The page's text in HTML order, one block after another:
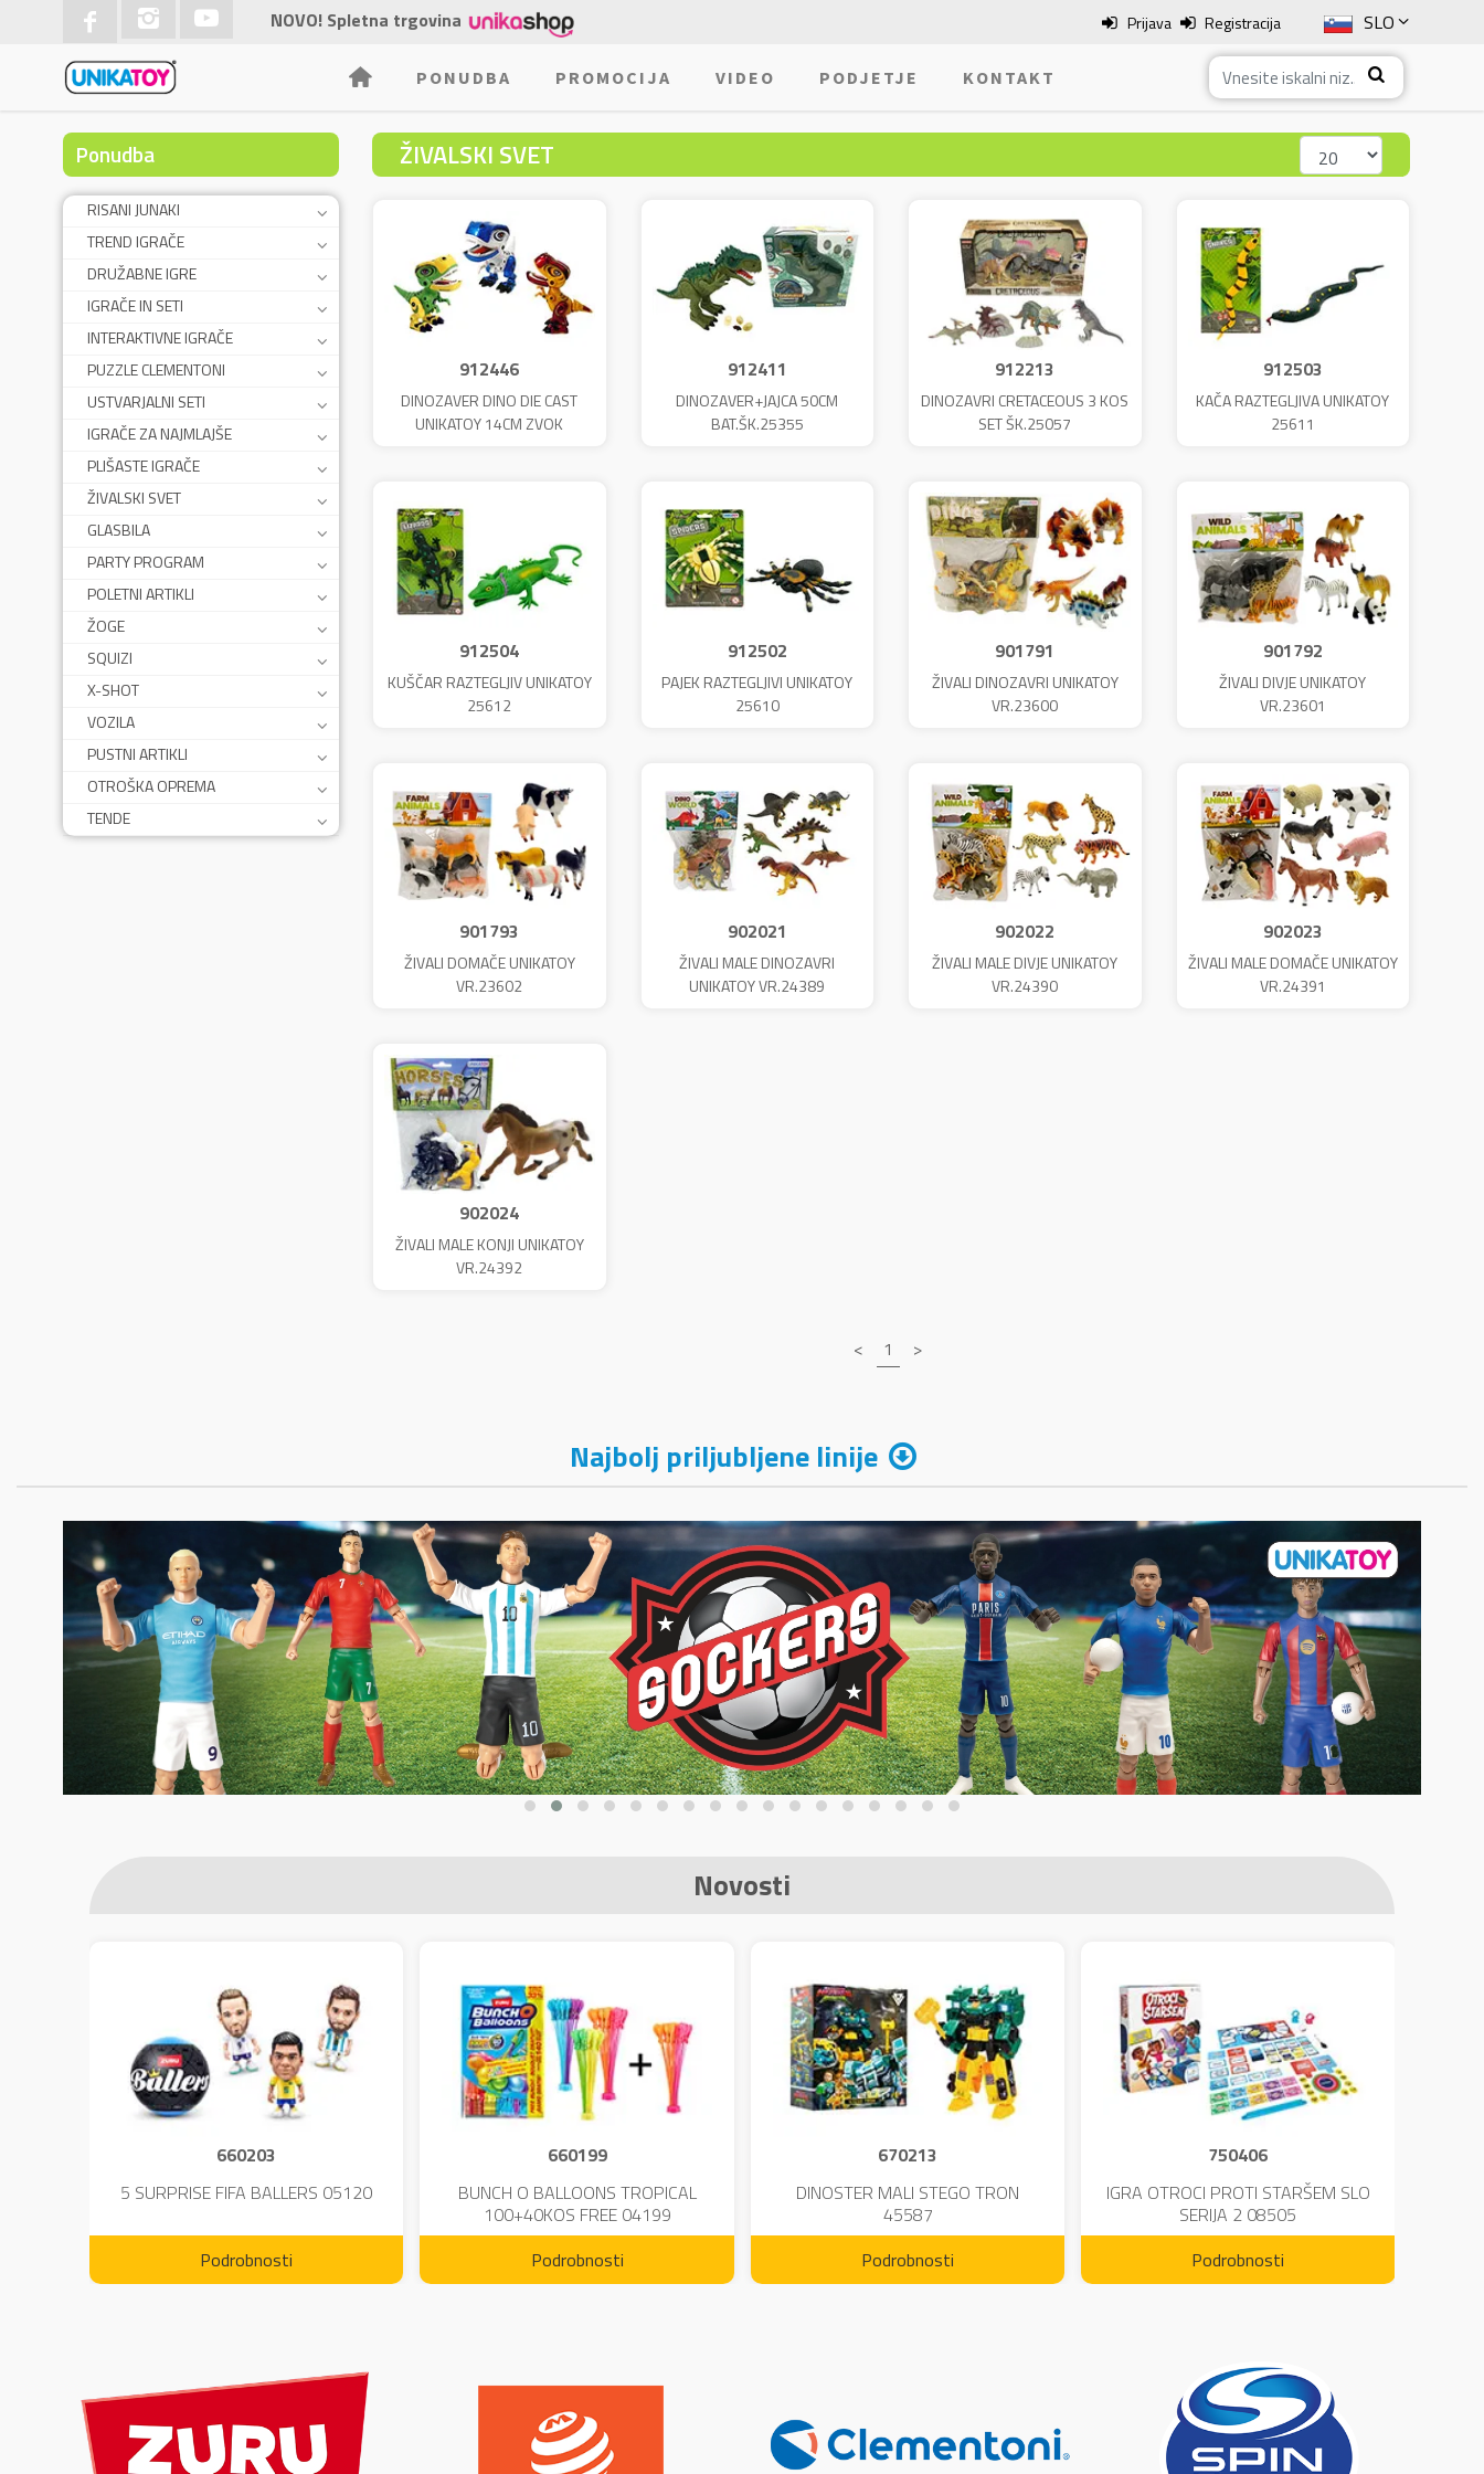
SLO
ENG
ITA
Prijava Registracija
NOVO! Spletna trgovina
PONUDBA PROMOCIJA VIDEO PODJETJE KONTAKT
Ponudba
RISANI JUNAKI
TREND IGRAČE
DRUŽABNE IGRE
IGRAČE IN SETI
INTERAKTIVNE IGRAČE
PUZZLE CLEMENTONI
USTVARJALNI SETI
IGRAČE ZA NAJMLAJŠE
PLIŠASTE IGRAČE
ŽIVALSKI SVET
GLASBILA
PARTY PROGRAM
POLETNI ARTIKLI
ŽOGE
SQUIZI
X-SHOT
VOZILA
PUSTNI ARTIKLI
OTROŠKA OPREMA
TENDE
ŽIVALSKI SVET
912446
DINOZAVER DINO DIE CAST
UNIKATOY 14CM ZVOK
912411
DINOZAVER+JAJCA 50CM
BAT.ŠK.25355
912213
DINOZAVRI CRETACEOUS 3 KOS
SET ŠK.25057
912503
KAČA RAZTEGLJIVA UNIKATOY
25611
912504
KUŠČAR RAZTEGLJIV UNIKATOY
25612
912502
PAJEK RAZTEGLJIVI UNIKATOY
25610
901791
ŽIVALI DINOZAVRI UNIKATOY
VR.23600
901792
ŽIVALI DIVJE UNIKATOY
VR.23601
901793
ŽIVALI DOMAČE UNIKATOY
VR.23602
902021
ŽIVALI MALE DINOZAVRI
UNIKATOY VR.24389
902022
ŽIVALI MALE DIVJE UNIKATOY
VR.24390
902023
ŽIVALI MALE DOMAČE UNIKATOY
VR.24391
902024
ŽIVALI MALE KONJI UNIKATOY
VR.24392
< 1 >
Najbolj priljubljene linije
Novosti
660203
5 SURPRISE FIFA BALLERS 05120
Podrobnosti
660199
BUNCH O BALLOONS TROPICAL
100+40KOS FREE 04199
Podrobnosti
670213
DINOSTER MALI STEGO TRON
45587
Podrobnosti
750406
IGRA OTROCI PROTI STARŠEM SLO
SERIJA 2 08505
Podrobnosti